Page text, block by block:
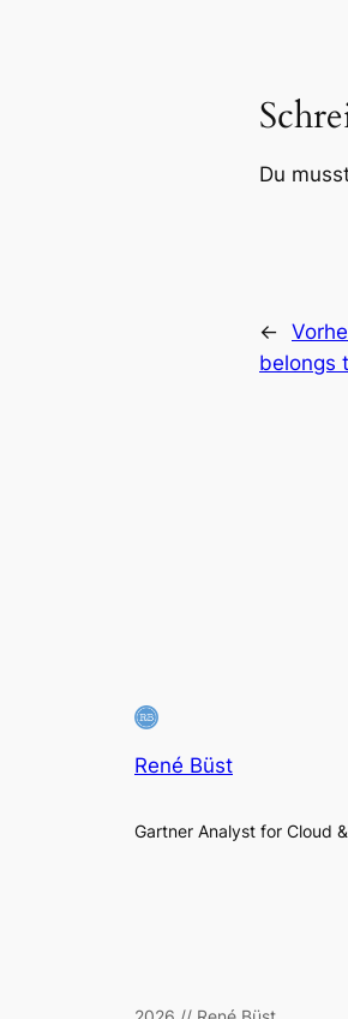
Du
←
belongs
René Büst
Gartner Analyst for Cloud